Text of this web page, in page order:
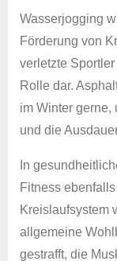
Wasserjogging
Förderung von
verletzte
Rolle dar.
im Winter gerne,
und die
In
Fitness
Kreislaufsystem
allgemeine
gestrafft, die